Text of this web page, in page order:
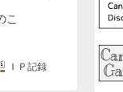
こ
ＩＰ記録